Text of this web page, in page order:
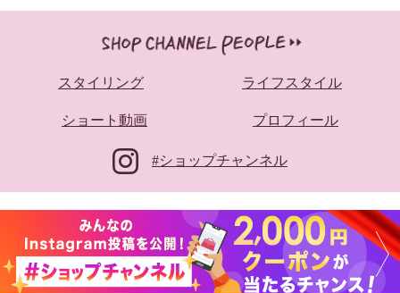
スタイリング ライフスタイル
ショート動画 プロフィール
#ショップチャンネル